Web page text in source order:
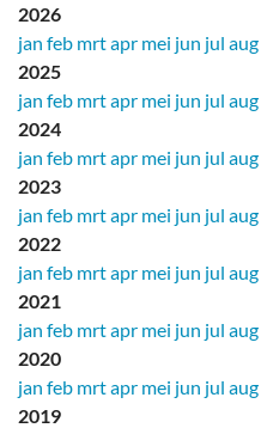
2026
jan feb mrtapr mei jun jul aug
2025
jan feb mrtapr mei jun jul aug
2024
jan feb mrtapr mei jun jul aug
2023
jan feb mrtapr mei jun jul aug
2022
jan feb mrtapr mei jun jul aug
2021
jan feb mrtapr mei jun jul aug
2020
jan feb mrtapr mei jun jul aug
2019